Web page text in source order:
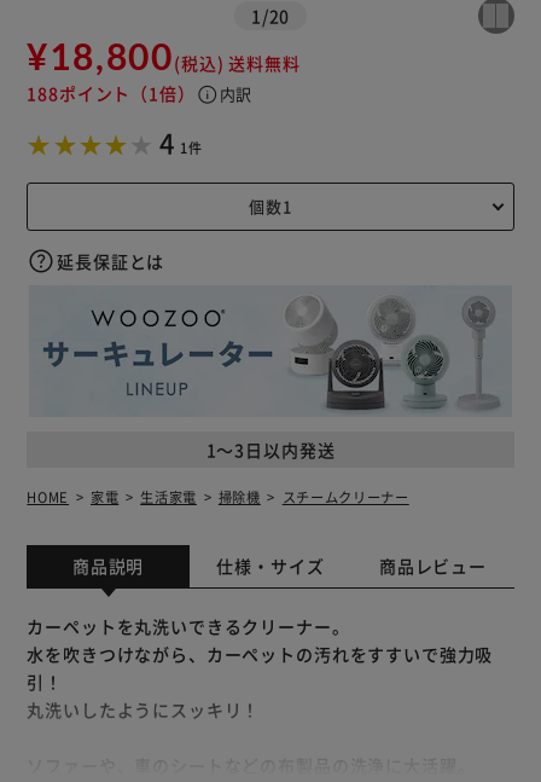
1 /20
¥18,800(税込) 送料無料
188ポイント （1倍） info 内訳
4 1件
1～3日以内発送
延長保証とは
HOME 家電 生活家電 掃除機 スチームクリーナー
商品説明 仕様・サイズ 商品レビュー
カーペットを丸洗いできるクリーナー。
水を吹きつけながら、カーペットの汚れをすすいで強力吸
引！
丸洗いしたようにスッキリ！
カートに入れる